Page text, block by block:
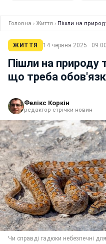
Головна › Життя › Пішли на
ЖИТТЯ 14 червня 2025 · 09:00
Пішли на природу
що треба
Фелікс Коркін
редактор стрічки новин
Чи справді гадюки небезпечні